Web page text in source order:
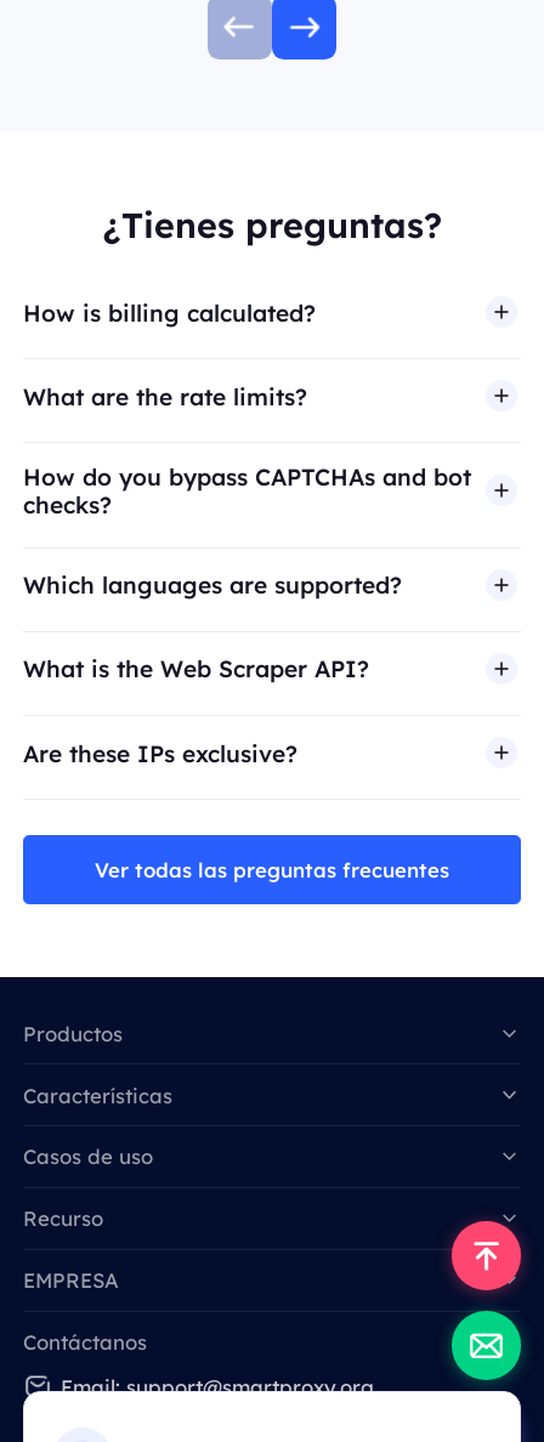
¿Tienes preguntas?
How is billing calculated?
What are the rate limits?
How do you bypass CAPTCHAs and bot
checks?
Which languages are supported?
What is the Web Scraper API?
Are these IPs exclusive?
Ver todas las preguntas frecuentes
Productos
Características
Casos de uso
Recurso
EMPRESA
Contáctanos
Email: support@smartproxy.org